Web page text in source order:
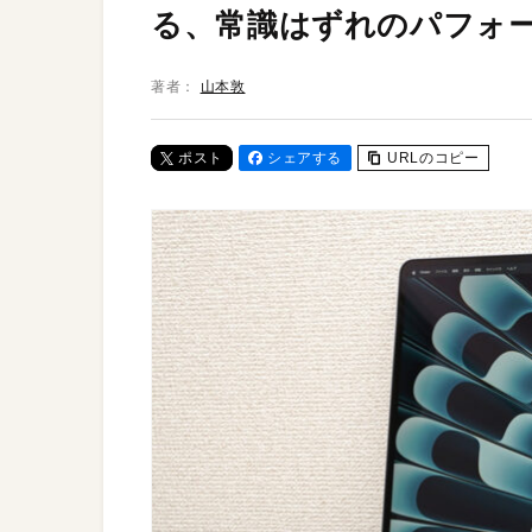
る、常識はずれのパフォ
著者： 山本敦
ポスト シェアする URLのコピー